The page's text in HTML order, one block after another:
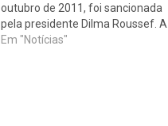
outubro de 2011, foi sancionada
pela presidente Dilma Roussef. A
normativa, que trata da atividade
Em "Notícias"